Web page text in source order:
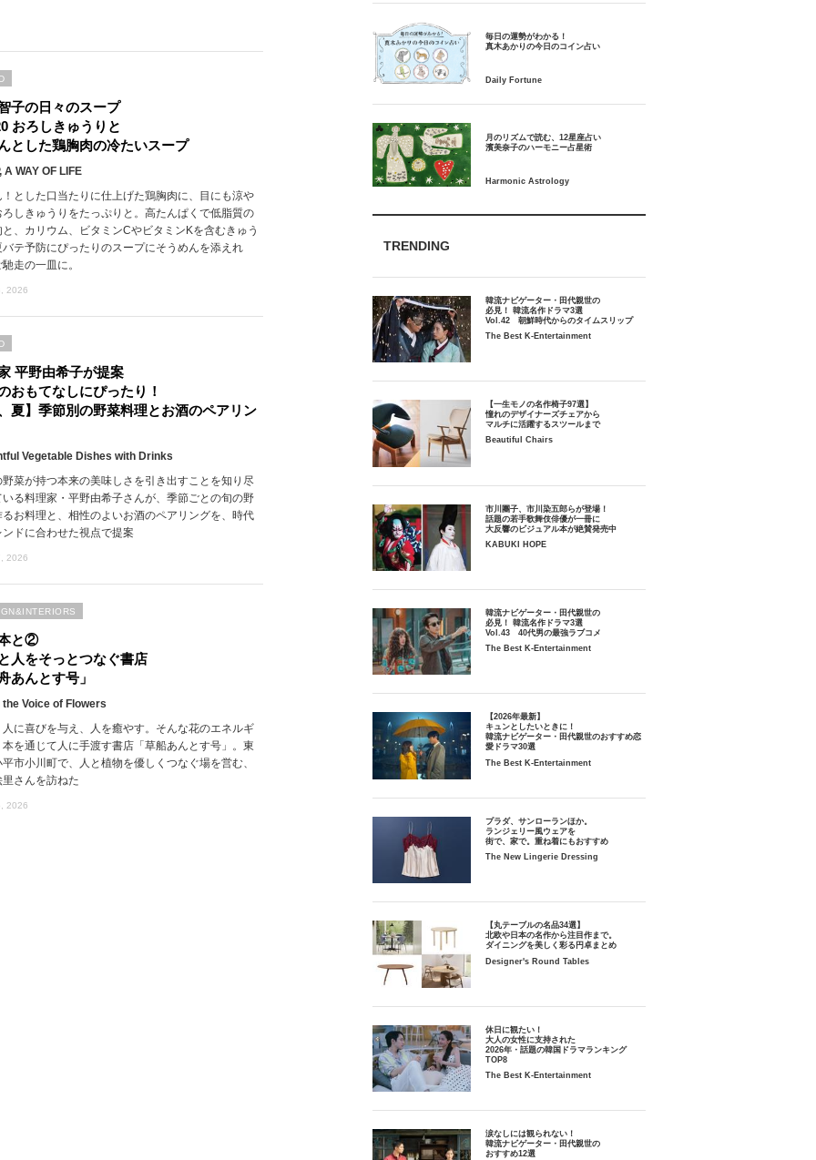
子の日々のスープ
おろしきゅうりと
とした鶏胸肉の冷たいスープ
A WAY OF LIFE
！とした口当たりに仕上げた鶏胸肉に、目にも涼や
ろしきゅうりをたっぷりと。高たんぱくで低脂質の
と、カリウム、ビタミンCやビタミンKを含むきゅう
バテ予防にぴったりのスープにそうめんを添えれ
走の一皿に。
2026
平野由希子が提案
おもてなしにぴったり！
、夏】季節別の野菜料理とお酒のペアリン
Vegetable Dishes with Drinks
野菜が持つ本来の美味しさを引き出すことを知り尽
いる料理家・平野由希子さんが、季節ごとの旬の野
るお料理と、相性のよいお酒のペアリングを、時代
ンドに合わせた視点で提案
2026
と②
人をそっとつなぐ書店
あんとす号」
the Voice of Flowers
人に喜びを与え、人を癒やす。そんな花のエネルギ
本を通じて人に手渡す書店「草船あんとす号」。東
市小川町で、人と植物を優しくつなぐ場を営む、
里さんを訪ねた
2026
毎日の運勢がわかる！
月のリズムで読む、12星座占い
TRENDING
韓流ナビゲーター・田代親世の
必見！ 韓流名作ドラマ3選
Vol.42 朝鮮時代からのタイムスリップ
The Best K-Entertainment
【一生モノの名作椅子97選】
憧れのデザイナーズチェアから
マルチに活躍するスツールまで
Beautiful Chairs
市川團子、市川染五郎らが登場！
話題の若手歌舞伎俳優が一冊に
大反響のビジュアル本が絶賛発売中
KABUKI HOPE
韓流ナビゲーター・田代親世の
必見！ 韓流名作ドラマ3選
Vol.43 40代男の最強ラブコメ
The Best K-Entertainment
【2026年最新】
キュンとしたいときに！
韓流ナビゲーター・田代親世のおすすめ恋
愛ドラマ30選
The Best K-Entertainment
プラダ、サンローランほか。
ランジェリー風ウェアを
街で、家で。重ね着にもおすすめ
The New Lingerie Dressing
【丸テーブルの名品34選】
北欧や日本の名作から注目作まで。
ダイニングを美しく彩る円卓まとめ
Designer's Round Tables
休日に観たい！
大人の女性に支持された
2026年・話題の韓国ドラマランキング
TOP8
The Best K-Entertainment
涙なしには観られない！
韓流ナビゲーター・田代親世の
おすすめ12選